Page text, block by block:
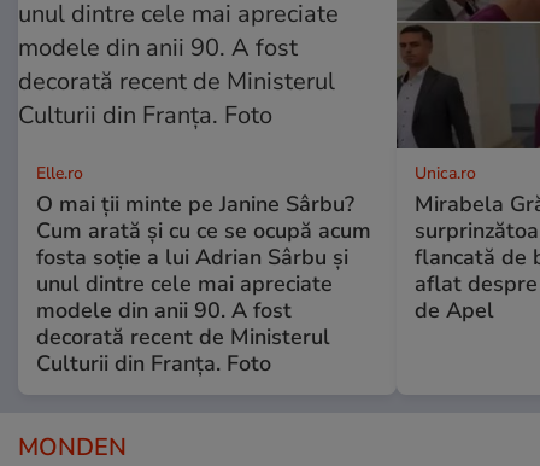
Elle.ro
O mai ții minte pe Janine Sârbu?
Cum arată și cu ce se ocupă acum
fosta soție a lui Adrian Sârbu și
unul dintre cele mai apreciate
modele din anii 90. A fost
decorată recent de Ministerul
Culturii din Franța. Foto
Unica.ro
Mirabela
flancată de
aflat
de Apel
MONDEN